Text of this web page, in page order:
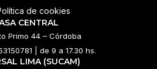
de cookies
CENTRAL
Primo 44 – Córdoba
| de 9 a 17.30 hs.
LIMA (SUCAM)